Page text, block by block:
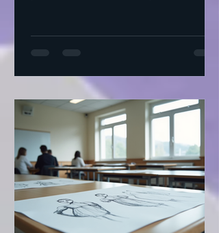
mio agio? Non seguo mode. Cerco
ciò che risuona dentro. Provo. Mix di
colori. Texture diverse. Tagli semplici.
Non ho fretta. Il tempo è alleato.
Svuota il guardaroba. Tieni solo ciò
che ami. Agg